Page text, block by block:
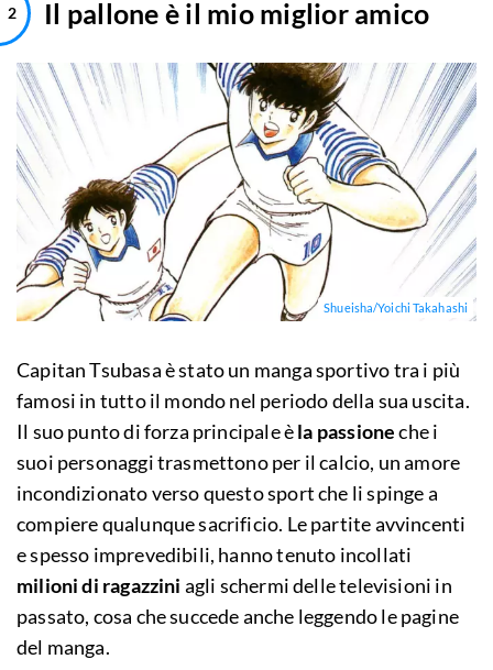
Il pallone è il mio miglior amico
Shueisha/Yoichi Takahashi
Capitan Tsubasa è stato un manga sportivo tra i più
famosi in tutto il mondo nel periodo della sua uscita.
Il suo punto di forza principale èla passioneche i
suoi personaggi trasmettono per il calcio, un amore
incondizionato verso questo sport che li spinge a
compiere qualunque sacrificio. Le partite avvincenti
e spesso imprevedibili, hanno tenuto incollati
milioni di ragazzini agli schermi delle televisioni in
passato, cosa che succede anche leggendo le pagine
del manga.